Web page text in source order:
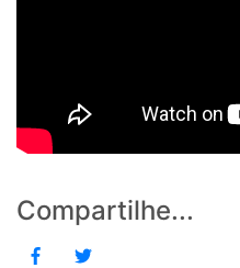
Compartilhe...